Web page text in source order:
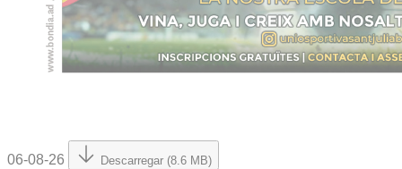
06-08-26 Descarregar (8.6 MB)